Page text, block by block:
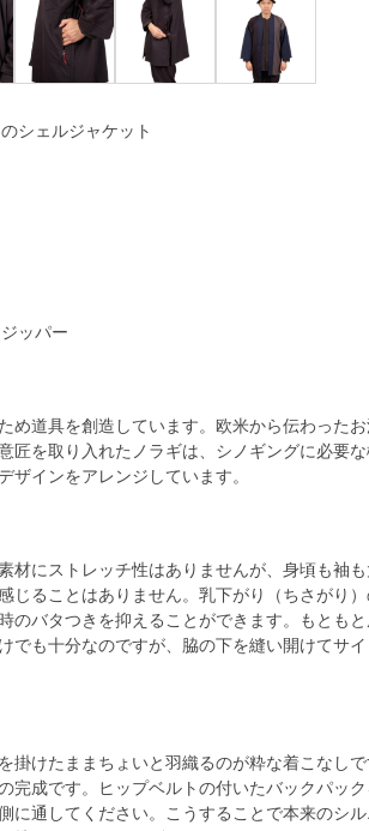
シェルジャケット
ッパー
め道具を創造しています。欧米から伝わった
匠を取り入れたノラギは、シノギングに必要
インをアレンジしています。
材にストレッチ性はありませんが、身頃も袖
ることはありません。乳下がり（ちさがり）
のバタつきを抑えることができます。もとも
でも十分なのですが、脇の下を縫い開けてサ
掛けたままちょいと羽織るのが粋な着こなし
完成です。ヒップベルトの付いたバックパッ
に通してください。こうすることで本来のシ